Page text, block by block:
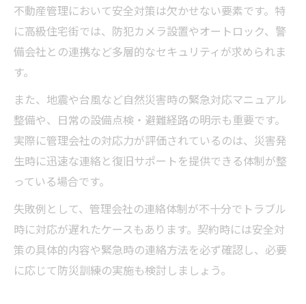
不動産管理において安全対策は欠かせない要素です。特
に高級住宅街では、防犯カメラ設置やオートロック、警
備会社との連携など多層的なセキュリティが求められま
す。
また、地震や台風など自然災害時の緊急対応マニュアル
整備や、日常の設備点検・避難経路の明示も重要です。
実際に管理会社の対応力が評価されているのは、災害発
生時に迅速な連絡と復旧サポートを提供できる体制が整
っている場合です。
失敗例として、管理会社の連絡体制が不十分でトラブル
時に対応が遅れたケースもあります。契約時には安全対
策の具体的内容や緊急時の連絡方法を必ず確認し、必要
に応じて防災訓練の実施も検討しましょう。